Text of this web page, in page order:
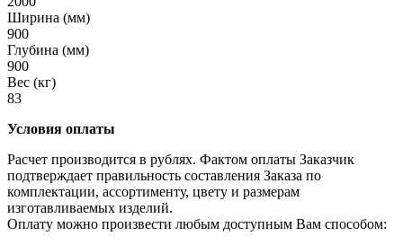
Ширина (мм)
900
Глубина (мм)
900
Вес (кг)
83
Условия оплаты
Расчет производится в рублях. Фактом оплаты Заказчик
подтверждает правильность составления Заказа по
комплектации, ассортименту, цвету и размерам
изготавливаемых изделий.
Оплату можно произвести любым доступным Вам способом: